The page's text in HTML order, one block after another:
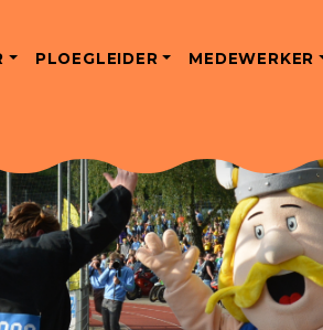
PLOEGLEIDER MEDEWERKER